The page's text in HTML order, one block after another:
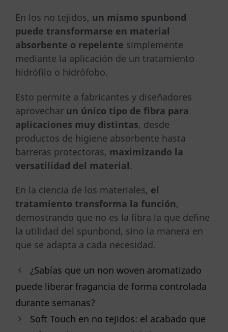
En los no tejidos, un mismo spunbond
puede transformarse en material
absorbente o repelente simplemente
mediante la aplicación de un tratamiento
hidrófilo o hidrófobo.
Esto permite a fabricantes y diseñadores
aprovechar un único tipo de fibra para
aplicaciones muy distintas, desde
productos de higiene absorbente hasta
barreras protectoras, maximizando la
versatilidad del material.
En la ciencia de los materiales, el
tratamiento transforma la función,
demostrando que no es la fibra la que define
la utilidad del spunbond, sino la manera en
que se adapta a cada necesidad.
¿Sabías que un non woven aromatizado
puede liberar fragancia de forma controlada
durante semanas?
Soft Touch en no tejidos: el acabado que